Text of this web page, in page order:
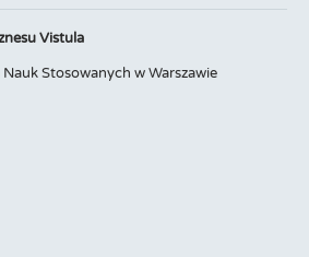
Vistula
Stosowanych w Warszawie